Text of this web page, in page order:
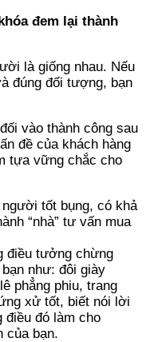
đem lại thành
là giống nhau. Nếu
đúng đối tượng, bạn
vào thành công sau
đề của khách hàng
tựa vững chắc cho
tốt bụng, có khả
“nhà” tư vấn mua
điều tưởng chừng
như: đôi giày
phẳng phiu, trang
xử tốt, biết nói lời
đó làm cho
của bạn.